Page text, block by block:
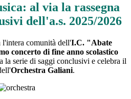
al via la rassegna
dell'a.s. 2025/2026
l'intera comunità dell'I.C. "Abate
concerto di fine anno scolastico
la serie di saggi conclusivi e celebra il
Orchestra Galiani.